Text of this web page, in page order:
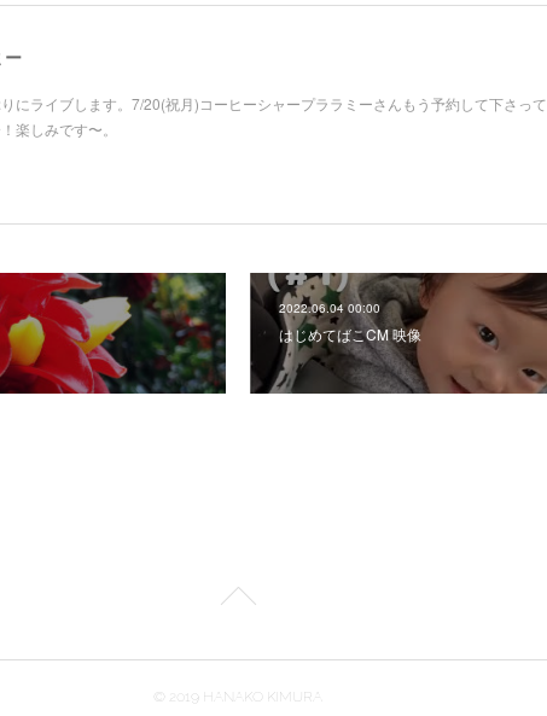
ー
にライブします。7/20(祝月)コーヒーシャープララミーさんもう予約して下さって
楽しみです〜。
2022.06.04 00:00
はじめてばこCM 映像
© 2019 HANAKO KIMURA